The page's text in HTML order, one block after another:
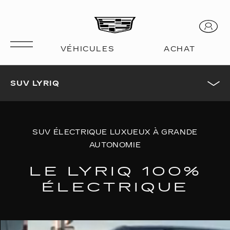
SUV LYRIQ
SUV ÉLECTRIQUE LUXUEUX À GRANDE
AUTONOMIE
LE LYRIQ 100%
ÉLECTRIQUE